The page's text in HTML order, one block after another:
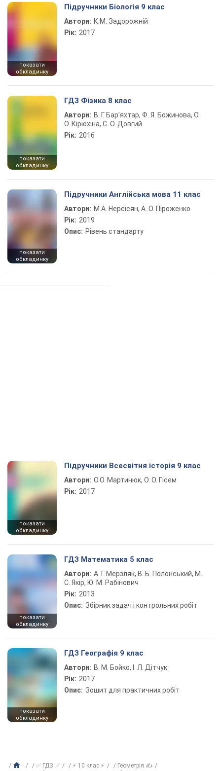
показати
обкладинку
Підручники Біологія 9 клас
Автори: К.М. Задорожній
Рік: 2017
показати
обкладинку
ГДЗ Фізика 8 клас
Автори: В. Г. Бар’яхтар, Ф. Я. Божинова, О.
О. Кірюхіна, С. О. Довгий
Рік: 2016
показати
обкладинку
Підручники Англійська мова 11 клас
Автори: М.А. Нерсісян, А. О. Піроженко
Рік: 2019
Опис: Рівень стандарту
показати
обкладинку
Підручники Всесвітня історія 9 клас
Автори: О.О. Мартинюк, О. О. Гісем
Рік: 2017
показати
обкладинку
ГДЗ Математика 5 клас
Автори: А. Г. Мерзляк, В. Б. Полонський, М.
С. Якір, Ю. М. Рабінович
Рік: 2013
Опис: Збірник задач і контрольних робіт
показати
обкладинку
ГДЗ Географія 9 клас
Автори: В. М. Бойко, І. Л. Дітчук
Рік: 2017
Опис: Зошит для практичних робіт
✅ ГДЗ ✅ ⚡ 10 клас ⚡
Геометрія ✍